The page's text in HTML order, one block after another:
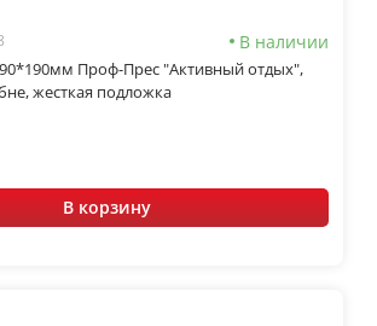
В наличии
"Активный отдых",
жесткая подложка
В корзину